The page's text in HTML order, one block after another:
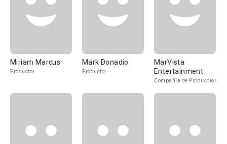
Miriam Marcus
Productor
Mark Donadio
Productor
MarVista
Entertainment
Compañía de Produccion